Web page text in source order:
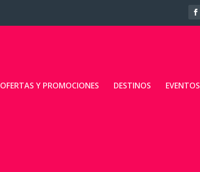
OFERTAS Y PROMOCIONES DESTINOS EVENTOS